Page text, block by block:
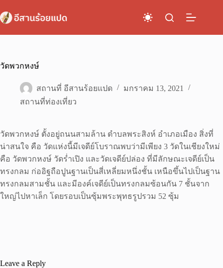
to
content
วัดพวกหงษ์
สถานที่ อีสานร้อยแปด
มกราคม 13, 2021
สถานที่ท่องเที่ยว
วัดพวกหงษ์ ตั้งอยู่ถนนสามล้าน ตำบลพระสิงห์ อำเภอเมือง สิ่งที่
น่าสนใจ คือ วัดแห่งนี้มีเจดีย์โบราณพบว่ามีเพียง 3 วัดในเชียงใหม่
คือ วัดพวกหงษ์ วัดร่ำเปิง และวัดเจดีย์ปล่อง ที่มีลักษณะเจดีย์เป็น
ทรงกลม ก่ออิฐถือปูนฐานเป็นสี่เหลี่ยมหนึ่งชั้น เหนือขึ้นไปเป็นฐาน
ทรงกลมสามชั้น และมีองค์เจดีย์เป็นทรงกลมซ้อนกัน 7 ชั้นจาก
ใหญ่ไปหาเล็ก โดยรอบเป็นซุ้มพระพุทธรูปรวม 52 ซุ้ม
Leave a Reply